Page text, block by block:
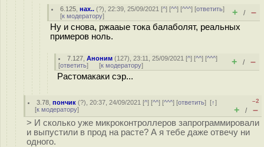
6.125 ,нах.. (?), 22:39, 25/09/2021 [^] [^^] [^^^] [ответить]
[к модератору] + / –
Ну и снова, ржааые тока балаболят, реальных
примеров ноль.
7.127 ,Аноним (127), 23:11, 25/09/2021 [^] [^^] [^^^]
[ответить] [к модератору] + / –
Растомакаки сэр...
3.78 ,пончик (?), 20:37, 24/09/2021 [^] [^^] [^^^] [ответить][↑]
[к модератору]
–2
+ / –
> И сколько уже микроконтроллеров запрограммировали
и выпустили в прод на расте? А я тебе даже отвечу ни
одного.